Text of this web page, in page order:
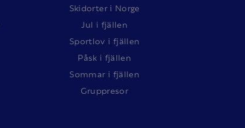
Skidorter i Norge
Jul i fjällen
Sportlov i fjällen
Påsk i fjällen
Sommar i fjällen
Gruppresor